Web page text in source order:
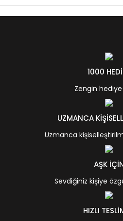
1000
Zengin
UZMANCA
Uzmanca
AŞK
Sevdiğiniz kişiye
HIZLI